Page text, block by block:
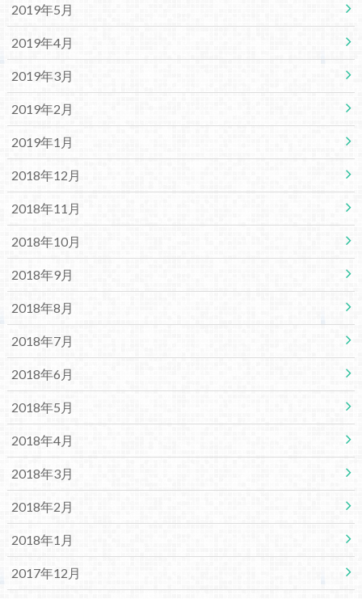
2019年5月
2019年4月
2019年3月
2019年2月
2019年1月
2018年12月
2018年11月
2018年10月
2018年9月
2018年8月
2018年7月
2018年6月
2018年5月
2018年4月
2018年3月
2018年2月
2018年1月
2017年12月